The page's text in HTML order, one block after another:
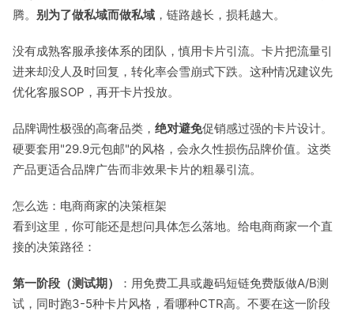
腾。 别为了做私域而做私域 ，链路越长，损耗越大。
没有成熟客服承接体系的团队，慎用卡片引流。卡片把流量引
进来却没人及时回复，转化率会雪崩式下跌。这种情况建议先
优化客服SOP，再开卡片投放。
品牌调性极强的高奢品类， 绝对避免促销感过强的卡片设计。
硬要套用"29.9元包邮"的风格，会永久性损伤品牌价值。这类
产品更适合品牌广告而非效果卡片的粗暴引流。
怎么选：电商商家的决策框架
看到这里，你可能还是想问具体怎么落地。给电商商家一个直
接的决策路径：
第一阶段（测试期）
：用免费工具或趣码短链免费版做A/B测
试，同时跑3-5种卡片风格，看哪种CTR高。不要在这一阶段